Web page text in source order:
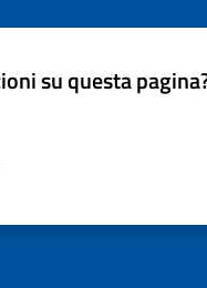
su questa